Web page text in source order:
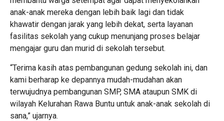
anak-anak mereka dengan lebih baik lagi dan tidak
khawatir dengan jarak yang lebih dekat, serta layanan
fasilitas sekolah yang cukup menunjang proses belajar
mengajar guru dan murid di sekolah tersebut.
“Terima kasih atas pembangunan gedung sekolah ini, dan
kami berharap ke depannya mudah-mudahan akan
terwujudnya pembangunan SMP, SMA ataupun SMK di
wilayah Kelurahan Rawa Buntu untuk anak-anak sekolah di
sana,” ujarnya.